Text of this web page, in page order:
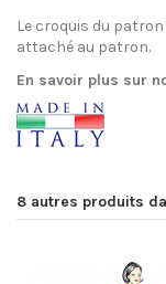
Le croquis du
attaché au patron.
En savoir plus sur
8 autres produits